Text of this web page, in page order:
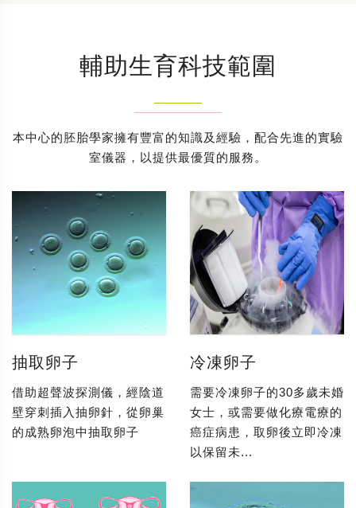
輔助生育科技範圍
本中心的胚胎學家擁有豐富的知識及經驗，配合先進的實驗
室儀器，以提供最優質的服務。
抽取卵子
借助超聲波探測儀，經陰道
壁穿刺插入抽卵針，從卵巢
的成熟卵泡中抽取卵子
冷凍卵子
需要冷凍卵子的30多歲未婚
女士，或需要做化療電療的
癌症病患，取卵後立即冷凍
以保留未...